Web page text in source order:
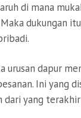
di mana
Maka dukungan
urusan dapur
Ini yang
dari yang